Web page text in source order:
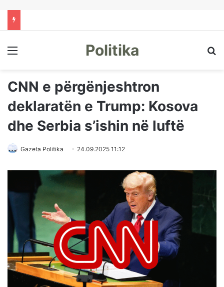
Menu Politika
CNN e përgënjeshtron
deklaratën e Trump: Kosova
dhe Serbia s’ishin në luftë
Gazeta Politika 24.09.2025 11:12